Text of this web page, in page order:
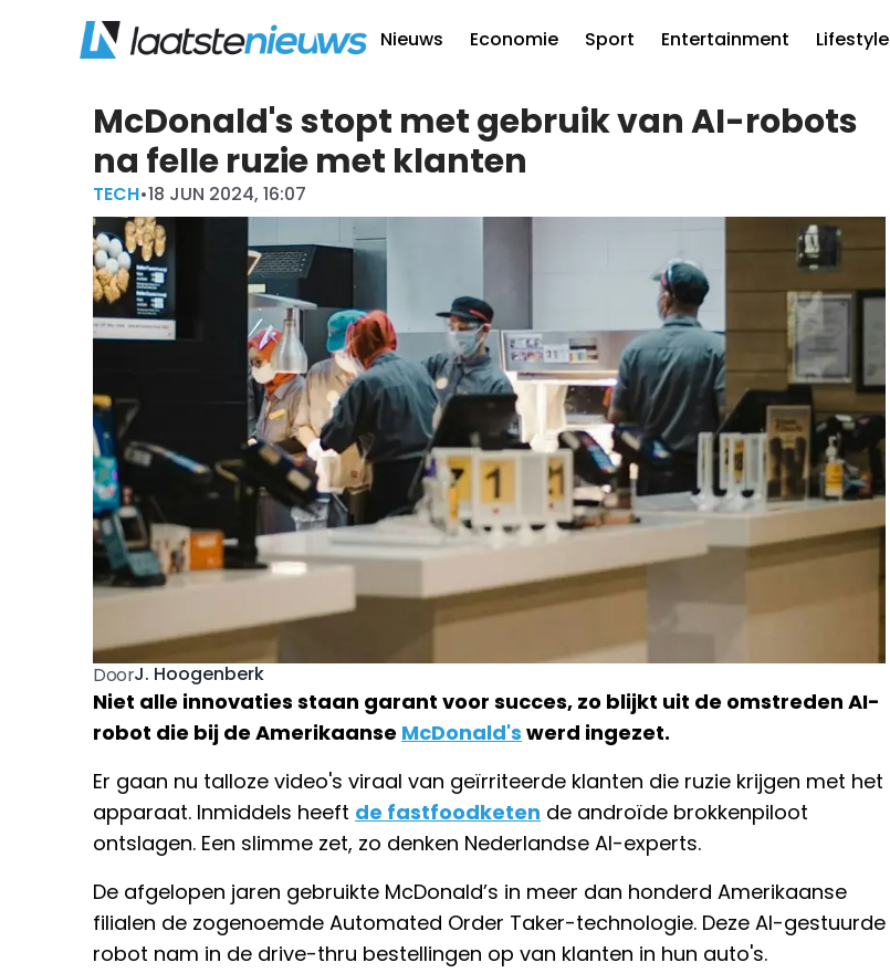
Nieuws Economie Sport Entertainment Lifestyle
McDonald's stopt met gebruik van AI-robots
na felle ruzie met klanten
TECH•18 JUN 2024, 16:07
DoorJ. Hoogenberk
Niet alle innovaties staan garant voor succes, zo blijkt uit de omstreden AI-
robot die bij de Amerikaanse McDonald's werd ingezet.
Er gaan nu talloze video's viraal van geïrriteerde klanten die ruzie krijgen met het
apparaat. Inmiddels heeft de fastfoodketen de androïde brokkenpiloot
ontslagen. Een slimme zet, zo denken Nederlandse AI-experts.
De afgelopen jaren gebruikte McDonald’s in meer dan honderd Amerikaanse
filialen de zogenoemde Automated Order Taker-technologie. Deze AI-gestuurde
robot nam in de drive-thru bestellingen op van klanten in hun auto's.